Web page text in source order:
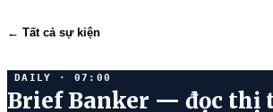
← Tất cả sự kiện
DAILY · 07:00
Brief Banker — đọc thị